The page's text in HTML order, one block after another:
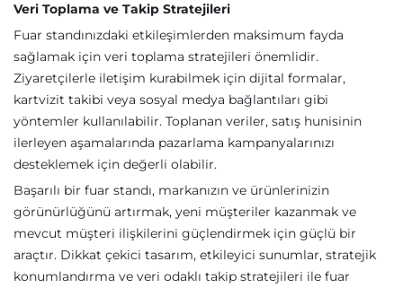
Veri Toplama ve Takip Stratejileri
Fuar standınızdaki etkileşimlerden maksimum fayda
sağlamak için veri toplama stratejileri önemlidir.
Ziyaretçilerle iletişim kurabilmek için dijital formalar,
kartvizit takibi veya sosyal medya bağlantıları gibi
yöntemler kullanılabilir. Toplanan veriler, satış hunisinin
ilerleyen aşamalarında pazarlama kampanyalarınızı
desteklemek için değerli olabilir.
Başarılı bir fuar standı, markanızın ve ürünlerinizin
görünürlüğünü artırmak, yeni müşteriler kazanmak ve
mevcut müşteri ilişkilerini güçlendirmek için güçlü bir
araçtır. Dikkat çekici tasarım, etkileyici sunumlar, stratejik
konumlandırma ve veri odaklı takip stratejileri ile fuar